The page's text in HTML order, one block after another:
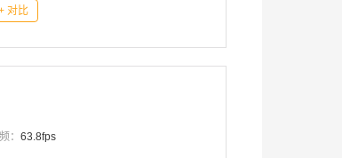
对比
： 63.8fps